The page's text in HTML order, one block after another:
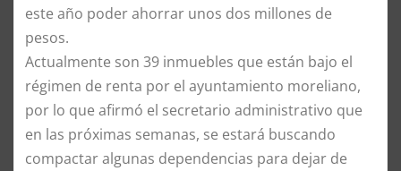
este año poder ahorrar unos dos millones de
pesos.
Actualmente son 39 inmuebles que están bajo el
régimen de renta por el ayuntamiento moreliano,
por lo que afirmó el secretario administrativo que
en las próximas semanas, se estará buscando
compactar algunas dependencias para dejar de